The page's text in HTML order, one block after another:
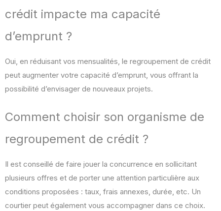
crédit impacte ma capacité
d’emprunt ?
Oui, en réduisant vos mensualités, le regroupement de crédit
peut augmenter votre capacité d’emprunt, vous offrant la
possibilité d’envisager de nouveaux projets.
Comment choisir son organisme de
regroupement de crédit ?
Il est conseillé de faire jouer la concurrence en sollicitant
plusieurs offres et de porter une attention particulière aux
conditions proposées : taux, frais annexes, durée, etc. Un
courtier peut également vous accompagner dans ce choix.